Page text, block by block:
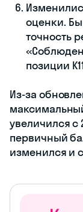
оценки.
точность
позиции
Из-за
увеличился с
первичный
изменился и